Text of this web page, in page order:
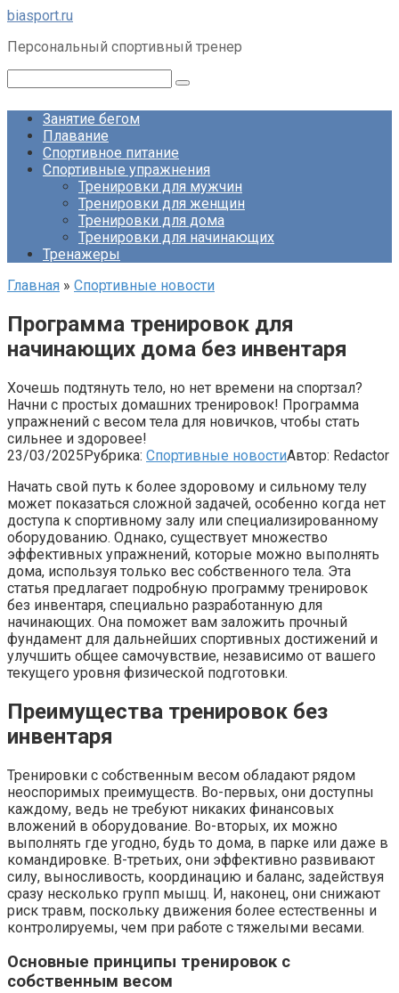
Перейти
контенту
biasport.ru
Персональный спортивный тренер
Занятие бегом
Плавание
Спортивное питание
Спортивные упражнения
Тренировки для мужчин
Тренировки для женщин
Тренировки для дома
Тренировки для начинающих
Тренажеры
Главная » Спортивные новости
Программа тренировок для
начинающих дома без инвентаря
Хочешь подтянуть тело, но нет времени на спортзал?
Начни с простых домашних тренировок! Программа
упражнений с весом тела для новичков, чтобы стать
сильнее и здоровее!
23/03/2025Рубрика: Спортивные новостиАвтор: Redactor
Начать свой путь к более здоровому и сильному телу
может показаться сложной задачей, особенно когда нет
доступа к спортивному залу или специализированному
оборудованию. Однако, существует множество
эффективных упражнений, которые можно выполнять
дома, используя только вес собственного тела. Эта
статья предлагает подробную программу тренировок
без инвентаря, специально разработанную для
начинающих. Она поможет вам заложить прочный
фундамент для дальнейших спортивных достижений и
улучшить общее самочувствие, независимо от вашего
текущего уровня физической подготовки.
Преимущества тренировок без
инвентаря
Тренировки с собственным весом обладают рядом
неоспоримых преимуществ. Во-первых, они доступны
каждому, ведь не требуют никаких финансовых
вложений в оборудование. Во-вторых, их можно
выполнять где угодно, будь то дома, в парке или даже в
командировке. В-третьих, они эффективно развивают
силу, выносливость, координацию и баланс, задействуя
сразу несколько групп мышц. И, наконец, они снижают
риск травм, поскольку движения более естественны и
контролируемы, чем при работе с тяжелыми весами.
Основные принципы тренировок с
собственным весом